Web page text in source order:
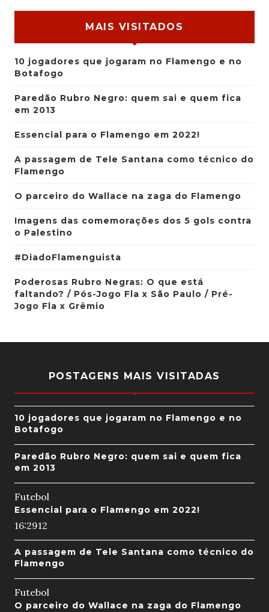
MAIS VISITADOS
10 jogadores que jogaram no Flamengo e no
Botafogo
Paredão Rubro Negro: quem sai e quem fica
em 2013
Essencial para o Flamengo em 2022!
A passagem de Tele Santana como técnico do
Flamengo
O parceiro do Wallace na zaga do Flamengo
Imagens das comemorações dos 5 gols contra
o Palestino
#DiadoFlamenguista
Poderosas Rubro Negras: O que está
faltando? / Pós-Jogo Fla x São Paulo / Pré-
Jogo Fla x Grêmio
POSTAGENS MAIS VISITADAS
10 jogadores que jogaram no Flamengo e no
Botafogo
Paredão Rubro Negro: quem sai e quem fica
em 2013
Futebol
Essencial para o Flamengo em 2022!
16:2912
A passagem de Tele Santana como técnico do
Flamengo
Futebol
O parceiro do Wallace na zaga do Flamengo